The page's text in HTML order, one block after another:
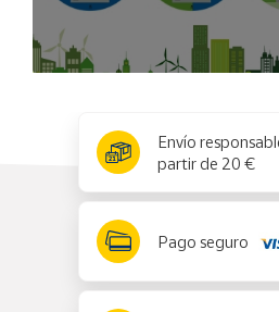
Envío
partir de 20 €
Pago seguro